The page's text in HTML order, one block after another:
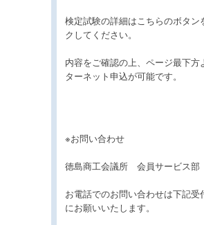
検定試験の詳細はこちらのボタン
クしてください。
内容をご確認の上、ページ最下方
ターネット申込が可能です。
※お問い合わせ
徳島商工会議所 会員サービス部
お電話でのお問い合わせは下記受
にお願いいたします。